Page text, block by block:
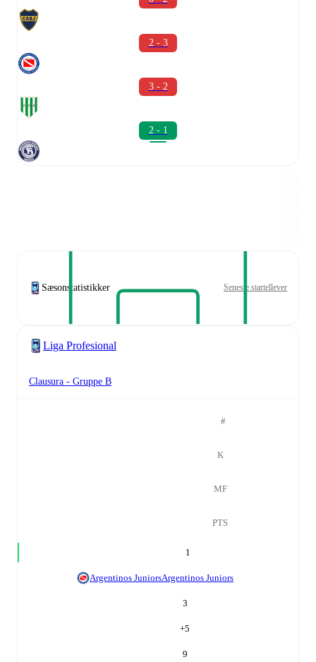
2 - 3
3 - 2
2 - 1
Sæsonstatistikker Seneste startellever
Liga Profesional
Clausura - Gruppe B
#
K
MF
PTS
1
Argentinos JuniorsArgentinos Juniors
3
+5
9